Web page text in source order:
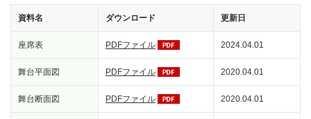
資料名 ダウンロード 更新日
座席表 PDFファイル 2024.04.01
舞台平面図 PDFファイル 2020.04.01
舞台断面図 PDFファイル 2020.04.01